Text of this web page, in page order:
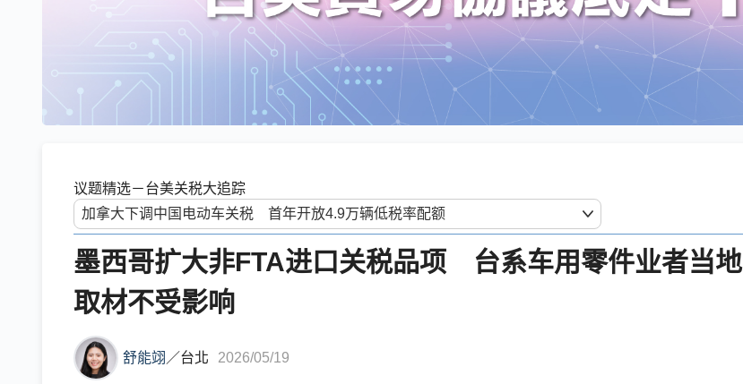
议题精选－台美关税大追踪
墨西哥扩大非FTA进口关税品项 台系车用零件业者当地
取材不受影响
舒能翊 ／台北 2026/05/19